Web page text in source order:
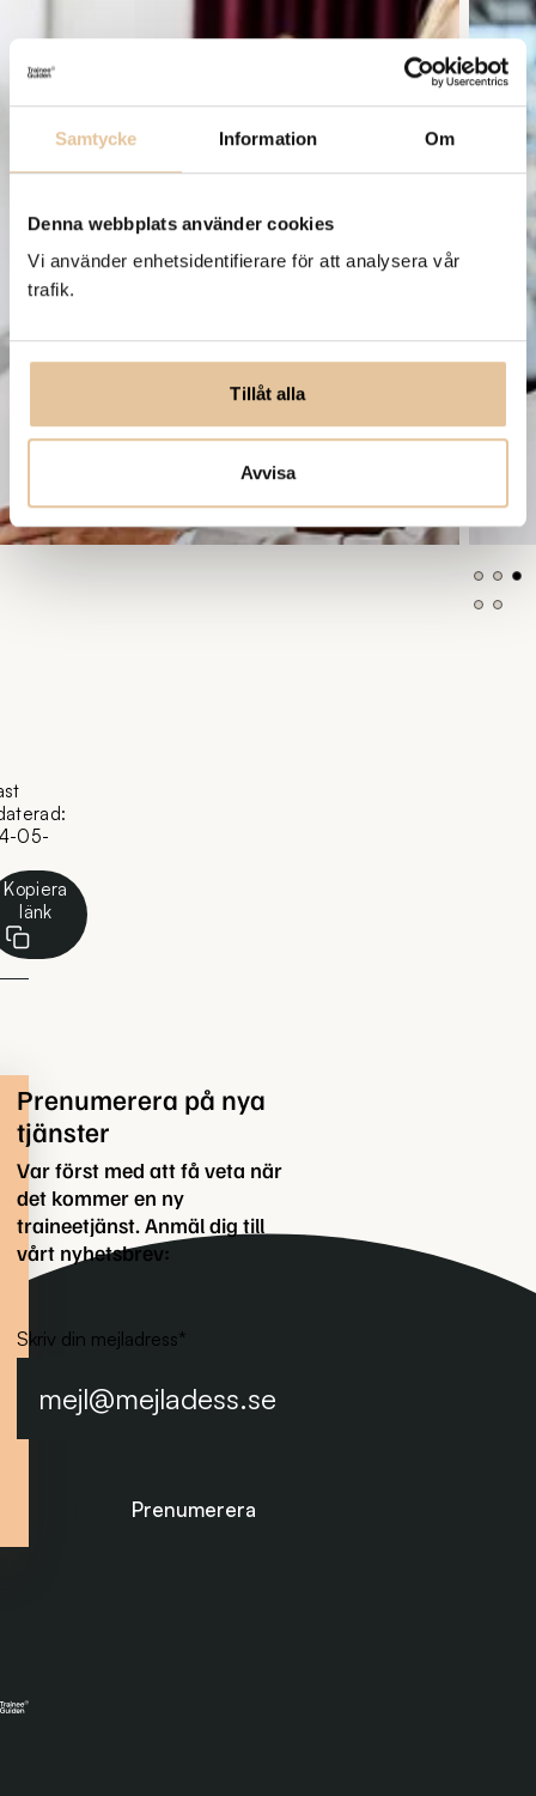
Samtycke Information Om
Denna webbplats använder cookies
Vi använder enhetsidentifierare för att analysera vår
trafik.
Tillåt alla
Avvisa
05-
Kopiera
länk
Prenumerera på nya
tjänster
Var först med att få veta när
det kommer en ny
traineetjänst. Anmäl dig till
vårt nyhetsbrev:
Skriv din mejladress*